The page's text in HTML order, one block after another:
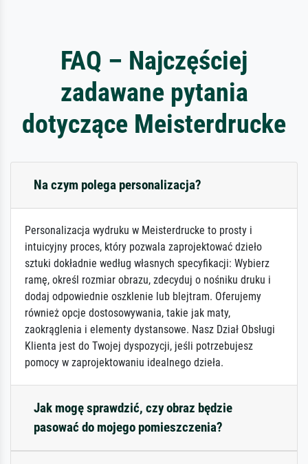
FAQ – Najczęściej
zadawane pytania
dotyczące Meisterdrucke
Na czym polega personalizacja?
Personalizacja wydruku w Meisterdrucke to prosty i
intuicyjny proces, który pozwala zaprojektować dzieło
sztuki dokładnie według własnych specyfikacji: Wybierz
ramę, określ rozmiar obrazu, zdecyduj o nośniku druku i
dodaj odpowiednie oszklenie lub blejtram. Oferujemy
również opcje dostosowywania, takie jak maty,
zaokrąglenia i elementy dystansowe. Nasz Dział Obsługi
Klienta jest do Twojej dyspozycji, jeśli potrzebujesz
pomocy w zaprojektowaniu idealnego dzieła.
Jak mogę sprawdzić, czy obraz będzie
pasować do mojego pomieszczenia?